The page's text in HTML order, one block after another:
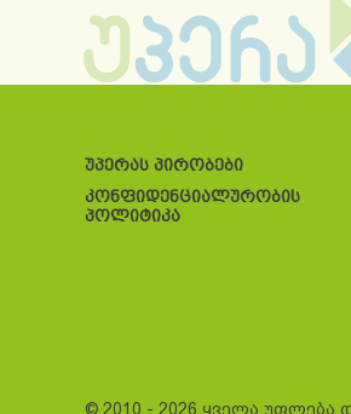
უპერას პირობები
კონფიდენციალურობის
პოლიტიკა
© 2010 - 2026 ყველა უფლება